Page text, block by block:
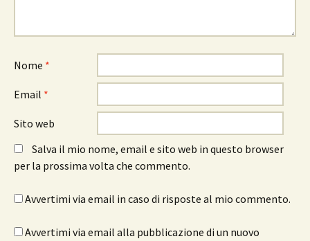
Nome *
Email *
Sito web
Salva il mio nome, email e sito web in questo browser
per la prossima volta che commento.
Avvertimi via email in caso di risposte al mio commento.
Avvertimi via email alla pubblicazione di un nuovo